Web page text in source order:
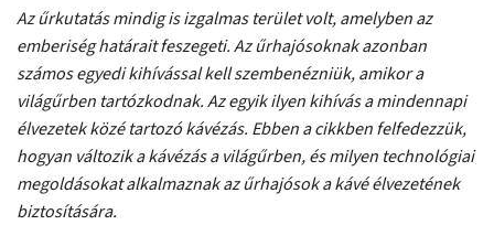
Az űrkutatás mindig is izgalmas terület volt, amelyben az
emberiség határait feszegeti. Az űrhajósoknak azonban
számos egyedi kihívással kell szembenézniük, amikor a
világűrben tartózkodnak. Az egyik ilyen kihívás a mindennapi
élvezetek közé tartozó kávézás. Ebben a cikkben felfedezzük,
hogyan változik a kávézás a világűrben, és milyen technológiai
megoldásokat alkalmaznak az űrhajósok a kávé élvezetének
biztosítására.